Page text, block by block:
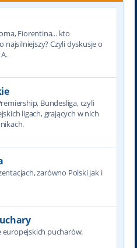
Fiorentina... kto
najsilniejszy? Czyli dyskusje o
Bundesliga, czyli
ligach, grających w nich
zarówno Polski jak i
europejskich pucharów.